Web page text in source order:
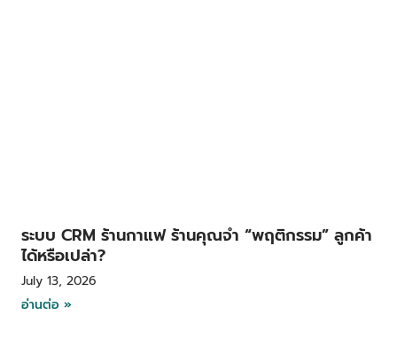
ระบบ CRM ร้านกาแฟ ร้านคุณจำ “พฤติกรรม” ลูกค้า
ได้หรือเปล่า?
July 13, 2026
อ่านต่อ »